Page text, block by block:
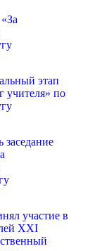
этап
учителя» по
участие в
XXI